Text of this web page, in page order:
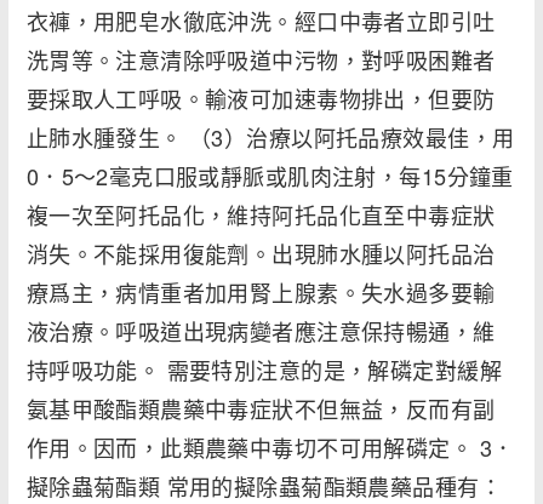
衣褲，用肥皂水徹底沖洗。經口中毒者立即引吐
洗胃等。注意清除呼吸道中污物，對呼吸困難者
要採取人工呼吸。輸液可加速毒物排出，但要防
止肺水腫發生。 （3）治療以阿托品療效最佳，用
0．5～2毫克口服或靜脈或肌肉注射，每15分鐘重
複一次至阿托品化，維持阿托品化直至中毒症狀
消失。不能採用復能劑。出現肺水腫以阿托品治
療爲主，病情重者加用腎上腺素。失水過多要輸
液治療。呼吸道出現病變者應注意保持暢通，維
持呼吸功能。 需要特別注意的是，解磷定對緩解
氨基甲酸酯類農藥中毒症狀不但無益，反而有副
作用。因而，此類農藥中毒切不可用解磷定。 3．
擬除蟲菊酯類 常用的擬除蟲菊酯類農藥品種有：